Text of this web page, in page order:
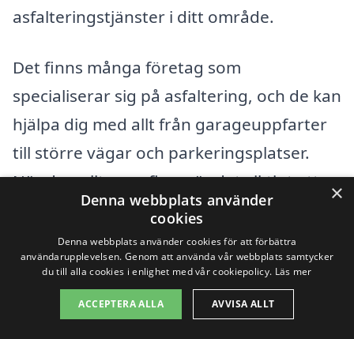
asfalteringstjänster i ditt område.
Det finns många företag som
specialiserar sig på asfaltering, och de kan
hjälpa dig med allt från garageuppfarter
till större vägar och parkeringsplatser.
När du anlitar en firma är det viktigt att
tänka på:
Erfarenhet och kompetens hos
företaget
×
Denna webbplats använder
cookies
Denna webbplats använder cookies för att förbättra
användarupplevelsen. Genom att använda vår webbplats samtycker
du till alla cookies i enlighet med vår cookiepolicy. Läs mer
ACCEPTERA ALLA AVVISA ALLT